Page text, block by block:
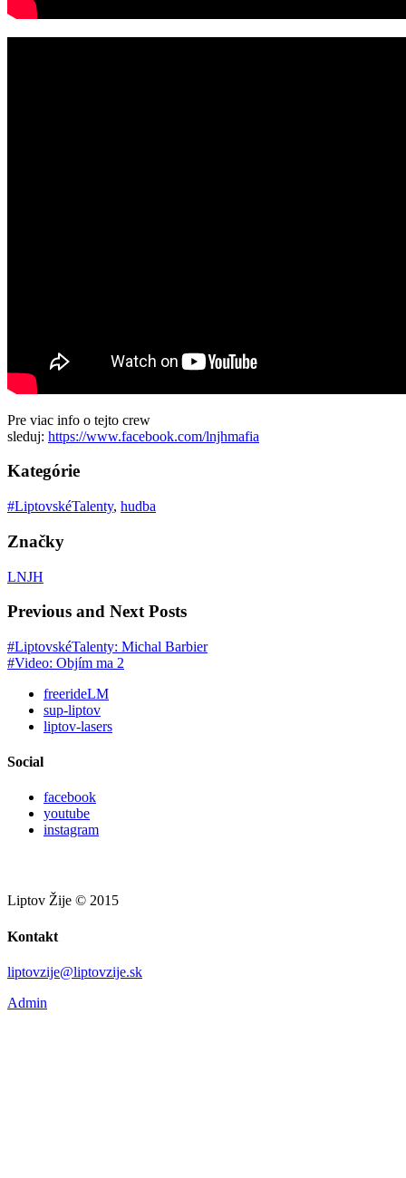
Pre viac info o tejto crew
sleduj: https://www.facebook.com/lnjhmafia
Kategórie
#LiptovskéTalenty, hudba
Značky
LNJH
Previous and Next Posts
#LiptovskéTalenty: Michal Barbier
#Video: Objím ma 2
freerideLM
sup-liptov
liptov-lasers
Social
facebook
youtube
instagram
Liptov Žije © 2015
Kontakt
liptovzije@liptovzije.sk
Admin